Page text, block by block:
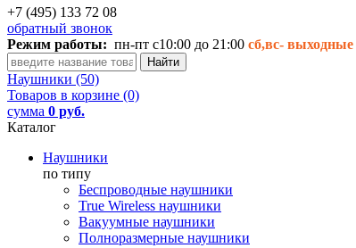
+7 (495) 133 72 08
обратный звонок
Режим работы: пн-пт с10:00 до 21:00 сб,вс- выходные
Наушники (50)
Товаров в корзине (0)
сумма 0 руб.
Каталог
Наушники
по типу
Беспроводные наушники
True Wireless наушники
Вакуумные наушники
Полноразмерные наушники